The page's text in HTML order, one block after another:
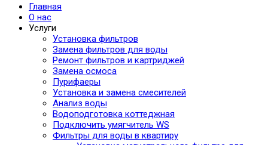
Главная
О нас
Услуги
Установка фильтров
Замена фильтров для воды
Ремонт фильтров и картриджей
Замена осмоса
Пурифаеры
Установка и замена смесителей
Анализ воды
Водоподготовка коттеджная
Подключить умягчитель WS
Фильтры для воды в квартиру